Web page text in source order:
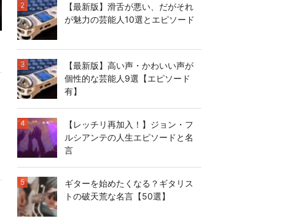
【最新版】滑舌が悪い、だがそれ
が魅力の芸能人10選とエピソード
2
【最新版】高い声・かわいい声が
個性的な芸能人9選【エピソード
有】
3
【レッチリ再加入！】ジョン・フ
ルシアンテの人生エピソードと名
言
4
ギターを始めたくなる？ギタリス
トの破天荒な名言【50選】
5